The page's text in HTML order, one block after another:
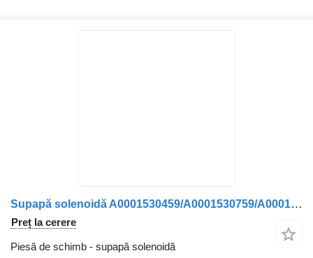
Supapă solenoidă A0001530459/A0001530759/A0001532559 pentru camion Mercedes-Benz
Preț la cerere
Piesă de schimb - supapă solenoidă